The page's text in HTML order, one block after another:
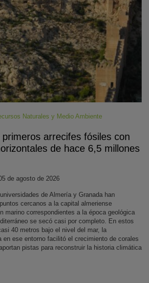
Naturales y Medio Ambiente
arrecifes fósiles con
de hace 6,5 millones
de agosto de 2026
de Almería y Granada han
cercanos a la capital almeriense
marino correspondientes a la época geológica
se secó casi por completo. En estos
40 metros bajo el nivel del mar, la
en ese entorno facilitó el crecimiento de corales
pistas para reconstruir la historia climática